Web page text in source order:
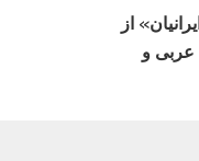
از
عربی و